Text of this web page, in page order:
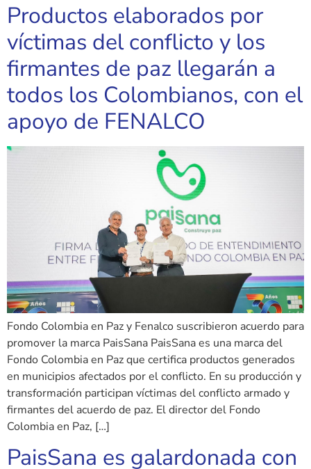
Productos elaborados por
víctimas del conflicto y los
firmantes de paz llegarán a
todos los Colombianos, con el
apoyo de FENALCO
Fondo Colombia en Paz y Fenalco suscribieron acuerdo para
promover la marca PaisSana PaisSana es una marca del
Fondo Colombia en Paz que certifica productos generados
en municipios afectados por el conflicto. En su producción y
transformación participan víctimas del conflicto armado y
firmantes del acuerdo de paz. El director del Fondo
Colombia en Paz, […]
PaisSana es galardonada con